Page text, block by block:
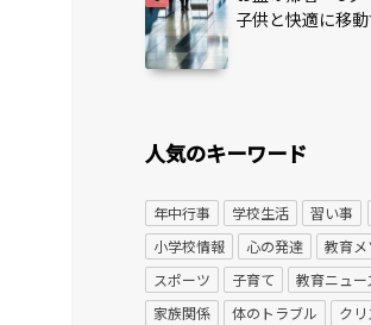
子供と快適に移
人気のキーワード
年中行事 学校生活 習い事
小学校情報
心の発達 教育メ
スポーツ
子育て 教育ニュー
家族関係
体のトラブル クリ